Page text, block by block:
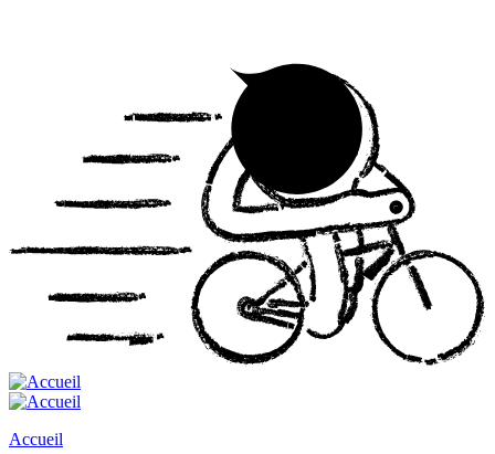
Accueil